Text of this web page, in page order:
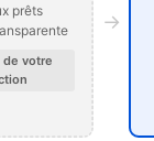
prêts
de votre
→